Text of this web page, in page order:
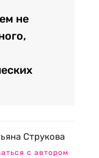
не
Струкова
с автором